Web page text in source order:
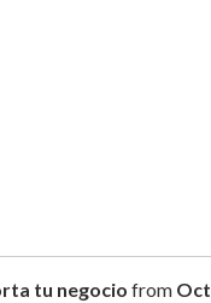
tu negocio from